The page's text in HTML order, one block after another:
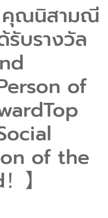
คุณนิสามณี
รับรางวัล
of
of the
】